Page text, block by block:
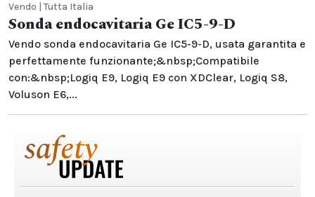
Vendo | Tutta Italia
Sonda endocavitaria Ge IC5-9-D
Vendo sonda endocavitaria Ge IC5-9-D, usata garantita e
perfettamente funzionante;&nbsp;Compatibile
con:&nbsp;Logiq E9, Logiq E9 con XDClear, Logiq S8,
Voluson E6,...